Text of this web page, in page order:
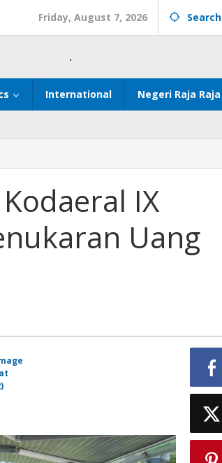
Friday, August 7, 2026 Search
.
International Negeri Raja Raja
IX
Uang